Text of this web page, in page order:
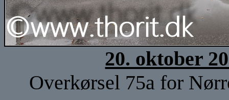
20. oktober
Overkørsel 75a for